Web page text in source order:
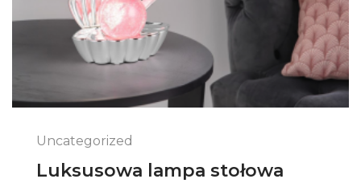
Uncategorized
Luksusowa lampa stołowa